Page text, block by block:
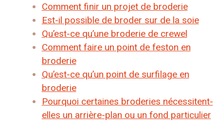
Comment finir un projet de broderie
Est-il possible de broder sur de la soie
Qu’est-ce qu’une broderie de crewel
Comment faire un point de feston en
broderie
Qu’est-ce qu’un point de surfilage en
broderie
Pourquoi certaines broderies nécessitent-
elles un arrière-plan ou un fond particulier